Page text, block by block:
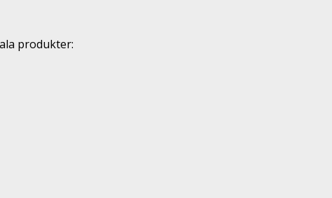
produkter: